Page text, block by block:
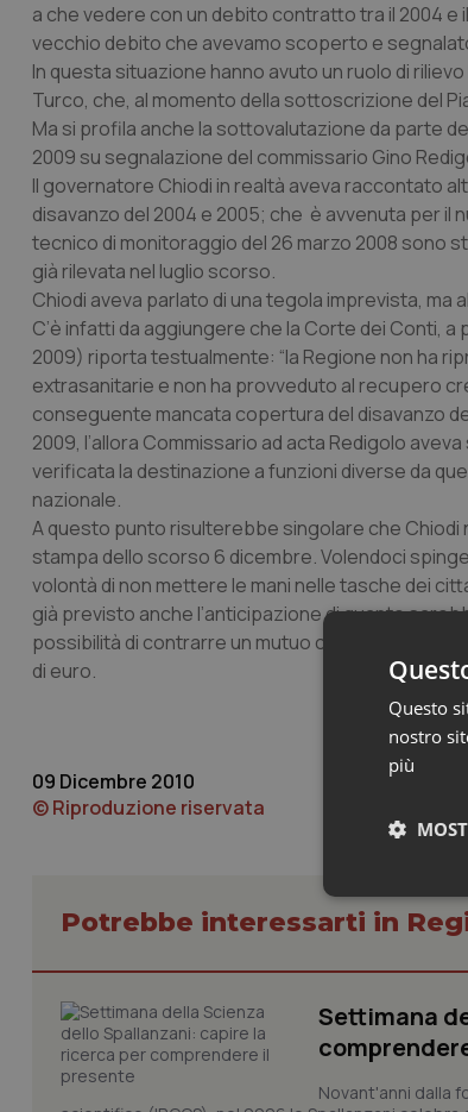
a che vedere con un debito contratto tra il 2004 e
vecchio debito che avevamo scoperto e
In questa situazione hanno avuto un ruolo di
Turco, che, al momento della sottoscrizione del
Ma si profila anche la sottovalutazione da parte
2009 su segnalazione del commissario Gino
Il governatore Chiodi in realtà aveva raccontato
disavanzo del 2004 e 2005; che è avvenuta per il
tecnico di monitoraggio del 26 marzo 2008 sono
già rilevata nel luglio scorso.
Chiodi aveva parlato di una tegola imprevista, ma
C’è infatti da aggiungere che la Corte dei Conti,
2009) riporta testualmente: “la Regione non ha
extrasanitarie e non ha provveduto al recupero
conseguente mancata copertura del disavanzo
2009, l’allora Commissario ad acta Redigolo
verificata la destinazione a funzioni diverse da
nazionale.
A questo punto risulterebbe singolare che
stampa dello scorso 6 dicembre. Volendoci
volontà di non mettere le mani nelle tasche dei
già previsto anche l’anticipazione di quanto
possibilità di contrarre un mutuo con lo Stato,
di euro.
09 Dicembre 2010
© Riproduzione riservata
Potrebbe interessarti in
Settimana
Novant'anni dalla
Questo
nostro
più